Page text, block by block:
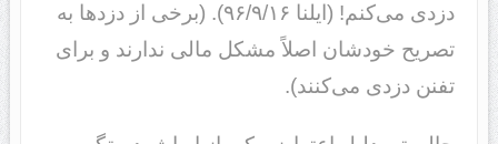
دزدی می‌کنم! (ایلنا ۹۶/۹/۱۶). (برخی از دزدها به
تصریح خودشان اصلاً مشکل مالی ندارند و برای
تفنن دزدی می‌کنند).